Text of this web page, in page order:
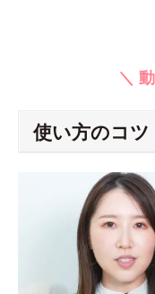
＼
使い方のコツ